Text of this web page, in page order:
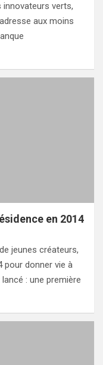
verts,
aux moins
en 2014
jeunes créateurs,
pour donner vie à
: une première